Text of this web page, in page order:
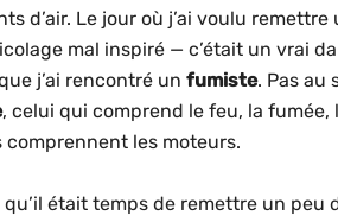
d’air. Le jour où j’ai voulu
mal inspiré — c’était un vrai
j’ai rencontré un fumiste. Pas au
, celui qui comprend le feu, la
comprennent les moteurs.
qu’il était temps de remettre un